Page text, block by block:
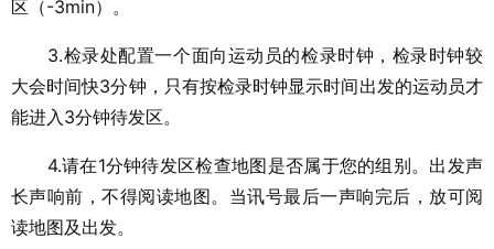
区（-3min）。
3.检录处配置一个面向运动员的检录时钟，检录时钟较
大会时间快3分钟，只有按检录时钟显示时间出发的运动员才
能进入3分钟待发区。
4.请在1分钟待发区检查地图是否属于您的组别。出发声
长声响前，不得阅读地图。当讯号最后一声响完后，放可阅
读地图及出发。